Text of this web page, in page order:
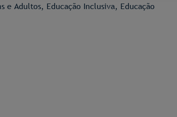
e Adultos, Educação Inclusiva, Educação